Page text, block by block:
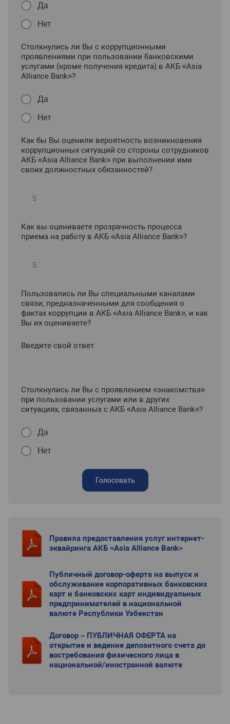
Да
Нет
Столкнулись ли Вы с коррупционными
проявлениями при пользовании банковскими
услугами (кроме получения кредита) в АКБ «Asia
Alliance Bank»?
Да
Нет
Как бы Вы оценили вероятность возникновения
коррупционных ситуаций со стороны сотрудников
АКБ «Asia Alliance Bank» при выполнении ими
своих должностных обязанностей?
Как вы оцениваете прозрачность процесса
приема на работу в АКБ «Asia Alliance Bank»?
Пользовались ли Вы специальными каналами
связи, предназначенными для сообщения о
фактах коррупции в АКБ «Asia Alliance Bank», и как
Вы их оцениваете?
Введите свой ответ
Столкнулись ли Вы с проявлением «знакомства»
при пользовании услугами или в других
ситуациях, связанных с АКБ «Asia Alliance Bank»?
Да
Нет
Голосовать
Правила предоставления услуг интернет-
эквайринга АКБ «Asia Alliance Bank»
Публичный договор-оферта на выпуск и
обслуживание корпоративных банковских
карт и банковских карт индивидуальных
предпринимателей в национальной
валюте Республики Узбекстан
Договор – ПУБЛИЧНАЯ ОФЕРТА на
открытие и ведение депозитного счета до
востребования физического лица в
национальной/иностранной валюте